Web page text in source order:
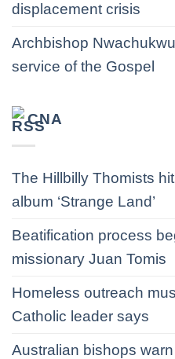
displacement crisis
Archbishop
service of the Gospel
CNA
The Hillbilly Thomists
album ‘Strange Land’
Beatification process
missionary Juan Tomis
Homeless outreach
Catholic leader says
Australian bishops